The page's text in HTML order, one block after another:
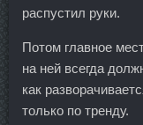
распустил руки.
Потом главное
на ней всегда
как
только по тренду.